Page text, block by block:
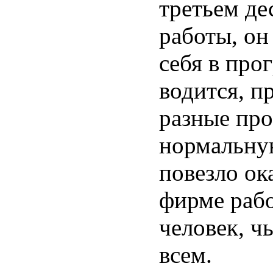
третьем
работы, он
себя в
водится,
разные
повезло
фирме
человек,
всем.